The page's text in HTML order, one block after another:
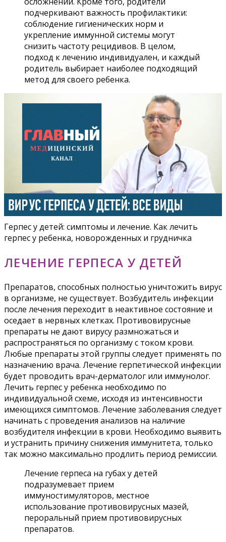
подчеркивают важность профилактики:
соблюдение гигиенических норм и
укрепление иммунной системы могут
снизить частоту рецидивов. В целом,
подход к лечению индивидуален, и каждый
родитель выбирает наиболее подходящий
метод для своего ребенка.
Герпес у детей: симптомы и лечение. Как лечить
герпес у ребенка, новорожденных и грудничка
ЛЕЧЕНИЕ ГЕРПЕСА У ДЕТЕЙ
Препаратов, способных полностью уничтожить вирус
в организме, не существует. Возбудитель инфекции
после лечения переходит в неактивное состояние и
оседает в нервных клетках. Противовирусные
препараты не дают вирусу размножаться и
распространяться по организму с током крови.
Любые препараты этой группы следует применять по
назначению врача. Лечение герпетической инфекции
будет проводить врач-дерматолог или иммунолог.
Лечить герпес у ребенка необходимо по
индивидуальной схеме, исходя из интенсивности
имеющихся симптомов. Лечение заболевания следует
начинать с проведения анализов на наличие
возбудителя инфекции в крови. Необходимо выявить
и устранить причину снижения иммунитета, только
так можно максимально продлить период ремиссии.
Лечение герпеса на губах у детей
подразумевает прием
иммуностимуляторов, местное
использование противовирусных мазей,
пероральный прием противовирусных
препаратов.